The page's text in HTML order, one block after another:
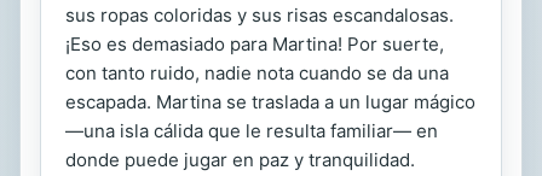
sus ropas coloridas y sus risas escandalosas.
¡Eso es demasiado para Martina! Por suerte,
con tanto ruido, nadie nota cuando se da una
escapada. Martina se traslada a un lugar mágico
—una isla cálida que le resulta familiar— en
donde puede jugar en paz y tranquilidad.